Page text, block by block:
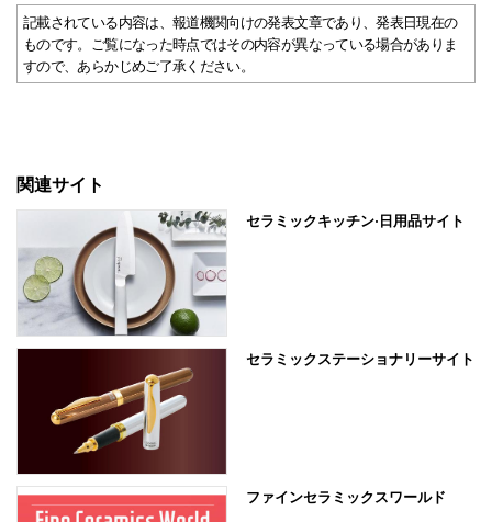
記載されている内容は、報道機関向けの発表文章であり、発表日現在の
ものです。ご覧になった時点ではその内容が異なっている場合がありま
すので、あらかじめご了承ください。
関連サイト
セラミックキッチン·日用品サイト
セラミックステーショナリーサイト
ファインセラミックスワールド